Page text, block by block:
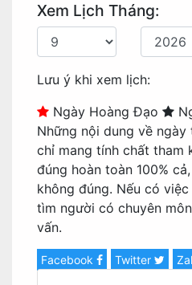
Xem Lịch Tháng:
Lưu ý khi xem lịch:
Ngày Hoàng Đạo
Những nội dung về
chỉ mang tính chất tham
đúng hoàn toàn 100%
không đúng. Nếu có
tìm người có chuyên
vấn.
Facebook Twitter